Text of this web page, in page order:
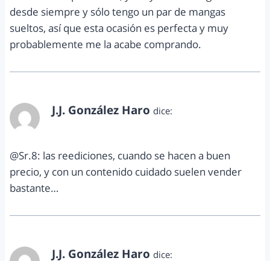
desde siempre y sólo tengo un par de mangas
sueltos, así que esta ocasión es perfecta y muy
probablemente me la acabe comprando.
J.J. González Haro dice:
@Sr.8: las reediciones, cuando se hacen a buen
precio, y con un contenido cuidado suelen vender
bastante…
J.J. González Haro dice: